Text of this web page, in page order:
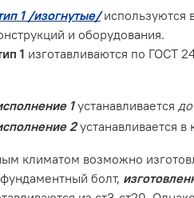
1 /изогнутые/используются
и оборудования.
1 изготавливаются по ГОСТ
1устанавливается
2устанавливается в
климатом возможно
болт,